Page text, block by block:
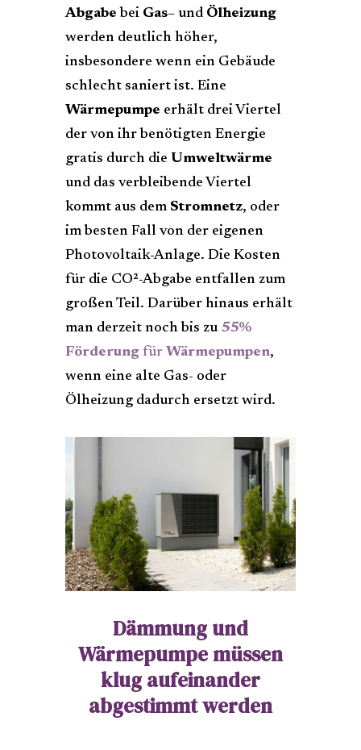
Abgabe bei Gas– und Ölheizung
werden deutlich höher,
insbesondere wenn ein Gebäude
schlecht saniert ist. Eine
Wärmepumpe erhält drei Viertel
der von ihr benötigten Energie
gratis durch die Umweltwärme
und das verbleibende Viertel
kommt aus dem Stromnetz, oder
im besten Fall von der eigenen
Photovoltaik-Anlage. Die Kosten
für die CO²-Abgabe entfallen zum
großen Teil. Darüber hinaus erhält
man derzeit noch bis zu 55%
Förderungfür Wärmepumpen,
wenn eine alte Gas- oder
Ölheizung dadurch ersetzt wird.
Dämmung und
Wärmepumpe müssen
klug aufeinander
abgestimmt werden